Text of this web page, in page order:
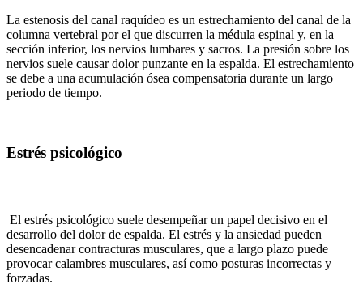
La estenosis del canal raquídeo es un estrechamiento del canal de la
columna vertebral por el que discurren la médula espinal y, en la
sección inferior, los nervios lumbares y sacros. La presión sobre los
nervios suele causar dolor punzante en la espalda. El estrechamiento
se debe a una acumulación ósea compensatoria durante un largo
periodo de tiempo.
Estrés psicológico
El estrés psicológico suele desempeñar un papel decisivo en el
desarrollo del dolor de espalda. El estrés y la ansiedad pueden
desencadenar contracturas musculares, que a largo plazo puede
provocar calambres musculares, así como posturas incorrectas y
forzadas.